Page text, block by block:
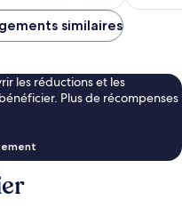
de
similaires
les réductions et les
Plus de récompenses